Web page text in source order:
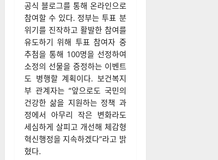
공식 블로그를 통해 온라인으로
참여할 수 있다. 정부는 투표 분
위기를 진작하고 활발한 참여를
유도하기 위해 투표 참여자 중
추첨을 통해 100명을 선정하여
소정의 선물을 증정하는 이벤트
도 병행할 계획이다. 보건복지
부 관계자는 “앞으로도 국민의
건강한 삶을 지원하는 정책 과
정에서 아무리 작은 변화라도
세심하게 살피고 개선해 체감형
혁신행정을 지속하겠다”라고 밝
혔다.